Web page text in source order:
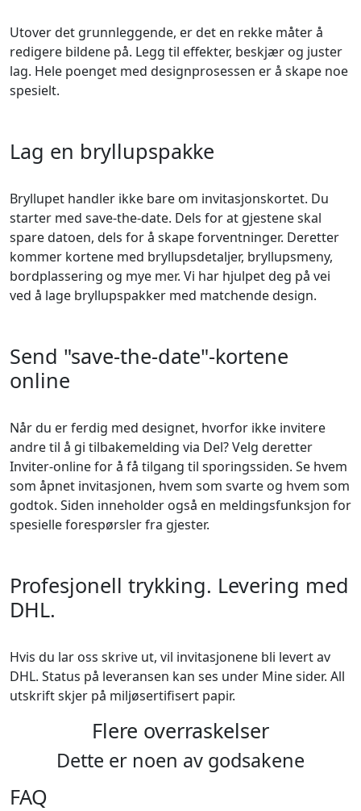
Utover det grunnleggende, er det en rekke måter å
redigere bildene på. Legg til effekter, beskjær og juster
lag. Hele poenget med designprosessen er å skape noe
spesielt.
Lag en bryllupspakke
Bryllupet handler ikke bare om invitasjonskortet. Du
starter med save-the-date. Dels for at gjestene skal
spare datoen, dels for å skape forventninger. Deretter
kommer kortene med bryllupsdetaljer, bryllupsmeny,
bordplassering og mye mer. Vi har hjulpet deg på vei
ved å lage bryllupspakker med matchende design.
Send "save-the-date"-kortene
online
Når du er ferdig med designet, hvorfor ikke invitere
andre til å gi tilbakemelding via Del? Velg deretter
Inviter-online for å få tilgang til sporingssiden. Se hvem
som åpnet invitasjonen, hvem som svarte og hvem som
godtok. Siden inneholder også en meldingsfunksjon for
spesielle forespørsler fra gjester.
Profesjonell trykking. Levering med
DHL.
Hvis du lar oss skrive ut, vil invitasjonene bli levert av
DHL. Status på leveransen kan ses under Mine sider. All
utskrift skjer på miljøsertifisert papir.
Flere overraskelser
Dette er noen av godsakene
FAQ